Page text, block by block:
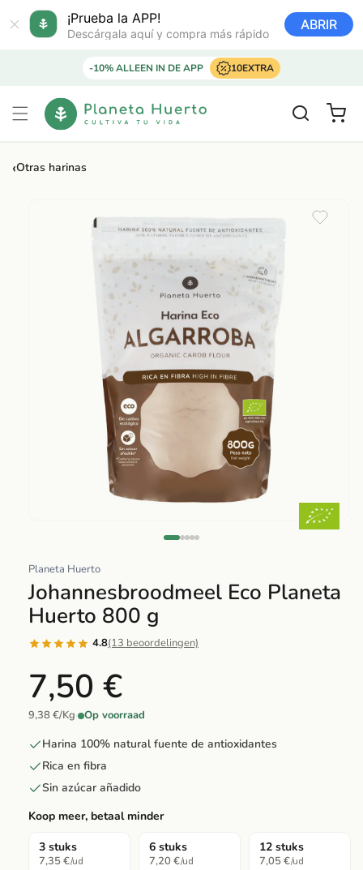
¡Prueba la APP!
Descárgala aquí y compra más rápido
ABRIR
directamente
al contenido
-10% ALLEEN IN DE APP 10EXTRA
Carrito
‹Otras harinas
multimedia
1
en
una
ventana
modal
Planeta Huerto
Johannesbroodmeel Eco Planeta
Huerto 800 g
4.8(13 beoordelingen)
7,50 €
9,38 €/Kg· Op voorraad
Harina 100% natural fuente de antioxidantes
Rica en fibra
Sin azúcar añadido
Koop meer, betaal minder
3 stuks
7,35 €/ud
6 stuks
7,20 €/ud
12 stuks
7,05 €/ud